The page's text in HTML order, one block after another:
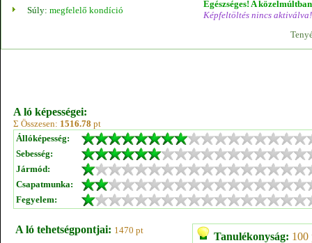
Súly: megfelelő kondíció
Egészséges! A
Képfeltöltés nincs aktiválva!
A ló képességei:
Σ Összesen: 1516.78 pt
Állóképesség:
Sebesség:
Jármód:
Csapatmunka:
Fegyelem:
A ló tehetségpontjai: 1470 pt
Tanulékonyság: 100